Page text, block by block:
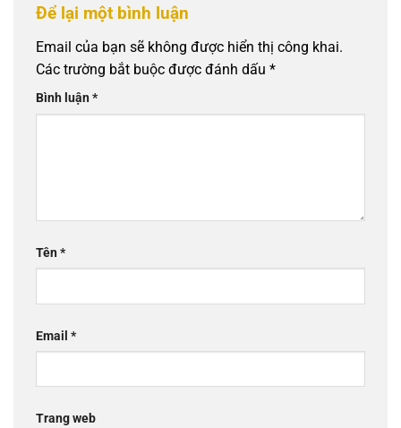
Để lại một bình luận
Email của bạn sẽ không được hiển thị công khai.
Các trường bắt buộc được đánh dấu *
Bình luận*
Tên*
Email *
Trang web